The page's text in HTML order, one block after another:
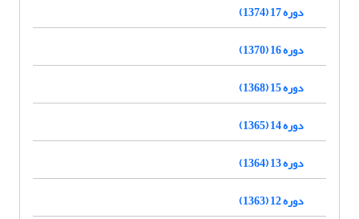
دوره 17 (1374)
دوره 16 (1370)
دوره 15 (1368)
دوره 14 (1365)
دوره 13 (1364)
دوره 12 (1363)